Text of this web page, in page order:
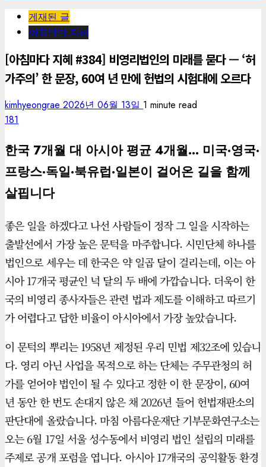
게재된 글
아침마다 지혜
[아침마다 지혜 #384] 비영리법인의 미래를 묻다 — ‘허
가주의’ 한 문장, 60여 년 만에 헌법의 시험대에 오르다
kimhyeongrae 2026년 06월 13일 1 minute read
181
한국 7개월 대 아시아 평균 4개월… 미국·영국·
프랑스·독일·북유럽·일본이 걸어온 길을 함께
살핍니다
좋은 일을 하겠다고 나선 사람들이 정작 그 일을 시작하는
출발선에서 가장 높은 문턱을 마주합니다. 시민단체 하나를
법인으로 세우는 데 한국은 약 일곱 달이 걸리는데, 이는 아
시아 17개국 평균인 넉 달의 두 배에 가깝습니다. 더욱이 한
국의 비영리 종사자들은 관련 법과 제도를 이해하고 따르기
가 어렵다고 답한 비율이 아시아에서 가장 높았습니다.
이 문턱의 뿌리는 1958년 제정된 우리 민법 제32조에 있습니
다. 영리 아닌 사업을 목적으로 하는 단체는 주무관청의 허
가를 얻어야 법인이 될 수 있다고 정한 이 한 문장이, 60여
년 동안 한 번도 손대지 않은 채 2026년 들어 헌법재판소의
판단대에 올랐습니다. 마침 아름다운재단 기부문화연구소는
오는 6월 17일 서울 성수동에서 비영리 법인 설립의 미래를
주제로 공개 포럼을 엽니다. 아시아 17개국의 공익활동 환경